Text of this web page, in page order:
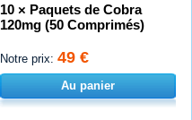
10 × Paquets de Cobra
120mg (50 Comprimés)
Notre prix: 49 €
Au panier